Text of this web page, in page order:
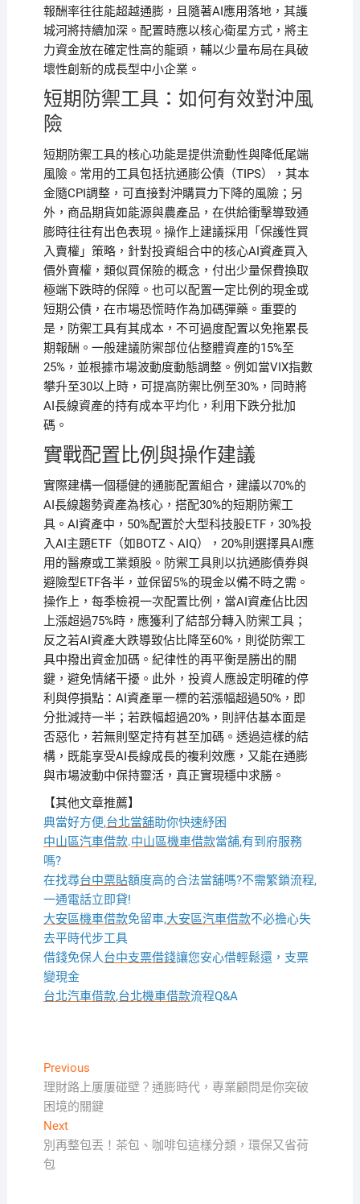
報酬率往往能超越通膨，且隨著AI應用落地，其護
城河將持續加深。配置時應以核心衛星方式，將主
力資金放在確定性高的龍頭，輔以少量布局在具破
壞性創新的成長型中小企業。
短期防禦工具：如何有效對沖風
險
短期防禦工具的核心功能是提供流動性與降低尾端
風險。常用的工具包括抗通膨公債（TIPS），其本
金隨CPI調整，可直接對沖購買力下降的風險；另
外，商品期貨如能源與農產品，在供給衝擊導致通
膨時往往有出色表現。操作上建議採用「保護性買
入賣權」策略，針對投資組合中的核心AI資產買入
價外賣權，類似買保險的概念，付出少量保費換取
極端下跌時的保障。也可以配置一定比例的現金或
短期公債，在市場恐慌時作為加碼彈藥。重要的
是，防禦工具有其成本，不可過度配置以免拖累長
期報酬。一般建議防禦部位佔整體資產的15%至
25%，並根據市場波動度動態調整。例如當VIX指數
攀升至30以上時，可提高防禦比例至30%，同時將
AI長線資產的持有成本平均化，利用下跌分批加
碼。
實戰配置比例與操作建議
實際建構一個穩健的通膨配置組合，建議以70%的
AI長線趨勢資產為核心，搭配30%的短期防禦工
具。AI資產中，50%配置於大型科技股ETF，30%投
入AI主題ETF（如BOTZ、AIQ），20%則選擇具AI應
用的醫療或工業類股。防禦工具則以抗通膨債券與
避險型ETF各半，並保留5%的現金以備不時之需。
操作上，每季檢視一次配置比例，當AI資產佔比因
上漲超過75%時，應獲利了結部分轉入防禦工具；
反之若AI資產大跌導致佔比降至60%，則從防禦工
具中撥出資金加碼。紀律性的再平衡是勝出的關
鍵，避免情緒干擾。此外，投資人應設定明確的停
利與停損點：AI資產單一標的若漲幅超過50%，即
分批減持一半；若跌幅超過20%，則評估基本面是
否惡化，若無則堅定持有甚至加碼。透過這樣的結
構，既能享受AI長線成長的複利效應，又能在通膨
與市場波動中保持靈活，真正實現穩中求勝。
【其他文章推薦】
典當好方便,台北當舖助你快速紓困
中山區汽車借款.中山區機車借款當舖,有到府服務
嗎?
在找尋台中票貼額度高的合法當舖嗎?不需繁鎖流程,
一通電話立即貸!
大安區機車借款免留車,大安區汽車借款不必擔心失
去平時代步工具
借錢免保人台中支票借錢讓您安心借輕鬆還，支票
變現金
台北汽車借款,台北機車借款流程Q&A
文
章
導
覽
PreviousPrevious
post:
理財路上屢屢碰壁？通膨時代，專業顧問是你突破
困境的關鍵
NextNext
post:
別再整包丟！茶包、咖啡包這樣分類，環保又省荷
包